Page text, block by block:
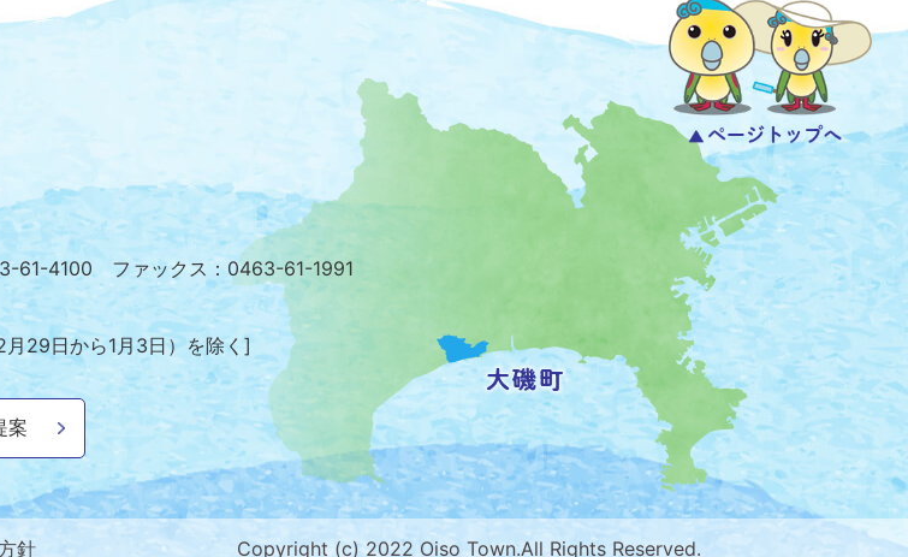
位
置
を
記
し
地
図。
奈
川
県
の
南
61-4100 ファックス：0463-61-1991
月29日から1月3日）を除く]
案
針 Copyright (c) 2022 Oiso Town.All Rights Reserved.